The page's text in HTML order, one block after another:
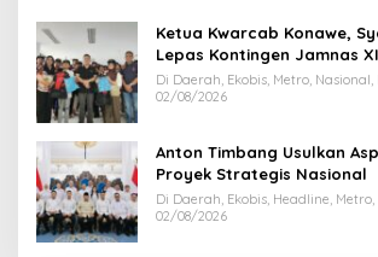
Ketua Kwarcab Konawe,
Lepas Kontingen Jamnas
Di Daerah, Ekobis, Metro,
02/08/2026
Anton Timbang Usulkan
Proyek Strategis Nasional
Di Daerah, Ekobis, Headline,
02/08/2026